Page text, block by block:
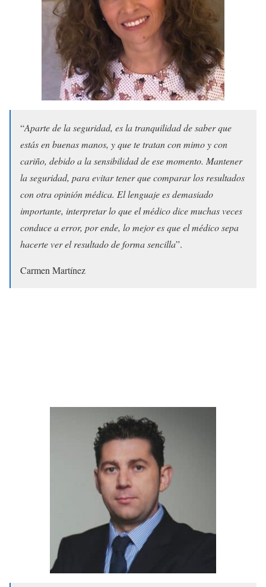
“Aparte de la seguridad, es la tranquilidad de saber que
estás en buenas manos, y que te tratan con mimo y con
cariño, debido a la sensibilidad de ese momento. Mantener
la seguridad, para evitar tener que comparar los resultados
con otra opinión médica. El lenguaje es demasiado
importante, interpretar lo que el médico dice muchas veces
conduce a error, por ende, lo mejor es que el médico sepa
hacerte ver el resultado de forma sencilla”.
Carmen Martínez